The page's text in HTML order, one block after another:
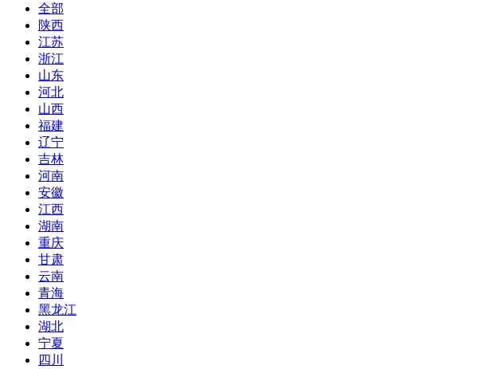
全部
陕西
江苏
浙江
山东
河北
山西
福建
辽宁
吉林
河南
安徽
江西
湖南
重庆
甘肃
云南
青海
黑龙江
湖北
宁夏
四川